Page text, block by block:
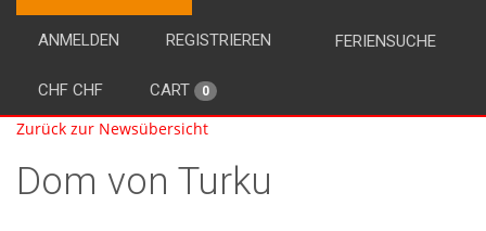
FERIENSUCHE
ANMELDEN REGISTRIEREN
CHF CHF CART 0
Zurück zur Newsübersicht
Dom von Turku